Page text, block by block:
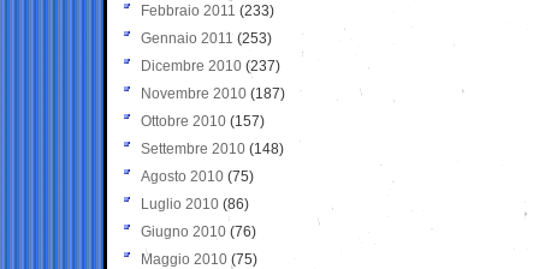
Febbraio 2011 (233)
Gennaio 2011 (253)
Dicembre 2010 (237)
Novembre 2010 (187)
Ottobre 2010 (157)
Settembre 2010 (148)
Agosto 2010 (75)
Luglio 2010 (86)
Giugno 2010 (76)
Maggio 2010 (75)